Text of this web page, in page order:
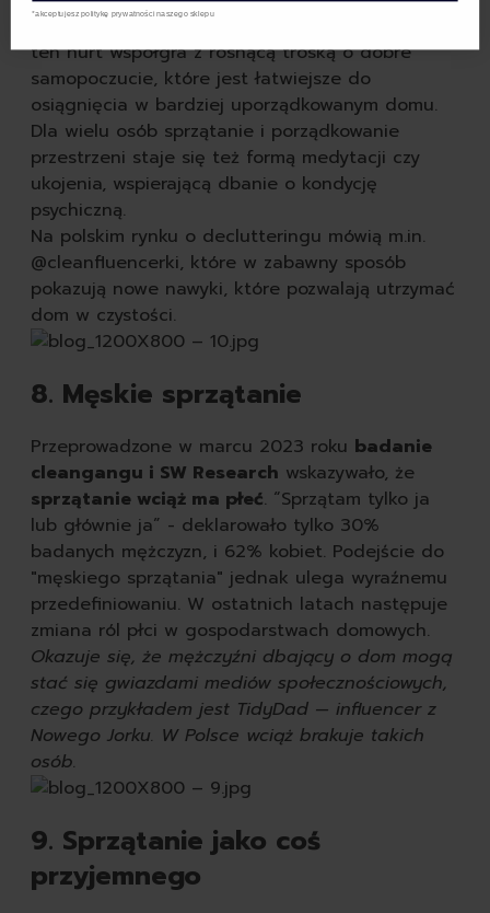
popularność declutteringu. Warto zaznaczyć, że
ten nurt współgra z rosnącą troską o dobre
samopoczucie, które jest łatwiejsze do
osiągnięcia w bardziej uporządkowanym domu.
Dla wielu osób sprzątanie i porządkowanie
przestrzeni staje się też formą medytacji czy
ukojenia, wspierającą dbanie o kondycję
psychiczną.
Na polskim rynku o declutteringu mówią m.in.
@cleanfluencerki, które w zabawny sposób
pokazują nowe nawyki, które pozwalają utrzymać
dom w czystości.
8. Męskie sprzątanie
Przeprowadzone w marcu 2023 roku badanie
cleangangu i SW Research wskazywało, że
sprzątanie wciąż ma płeć. “Sprzątam tylko ja
lub głównie ja” - deklarowało tylko 30%
badanych mężczyzn, i 62% kobiet. Podejście do
"męskiego sprzątania" jednak ulega wyraźnemu
przedefiniowaniu. W ostatnich latach następuje
zmiana ról płci w gospodarstwach domowych.
Okazuje się, że mężczyźni dbający o dom mogą
stać się gwiazdami mediów społecznościowych,
czego przykładem jest TidyDad — influencer z
Nowego Jorku. W Polsce wciąż brakuje takich
osób.
9. Sprzątanie jako coś
przyjemnego
*akceptujesz politykę prywatności naszego sklepu